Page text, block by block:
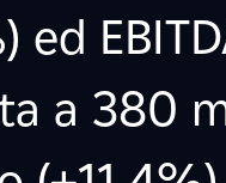
ed
a 380